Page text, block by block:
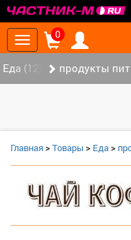
Toggle
navigation
0
Еда (12) продукты
Главная>Товары > Еда>